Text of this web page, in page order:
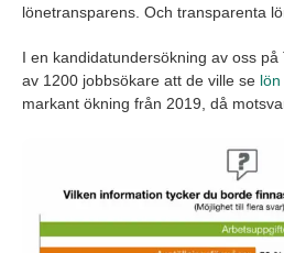
lönetransparens. Och transparenta
I en kandidatundersökning av oss
av 1200 jobbsökare att de ville se
markant ökning från 2019, då